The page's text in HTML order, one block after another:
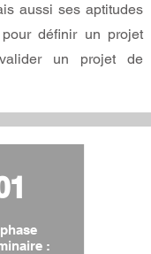
aussi ses aptitudes
définir un projet
un projet de
: